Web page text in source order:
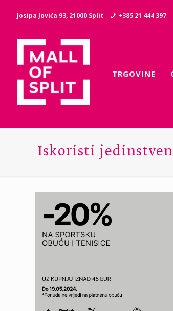
Josipa Jovića 93, 21000 Split +385 21 444 397
TRGOVINE
Iskoristi